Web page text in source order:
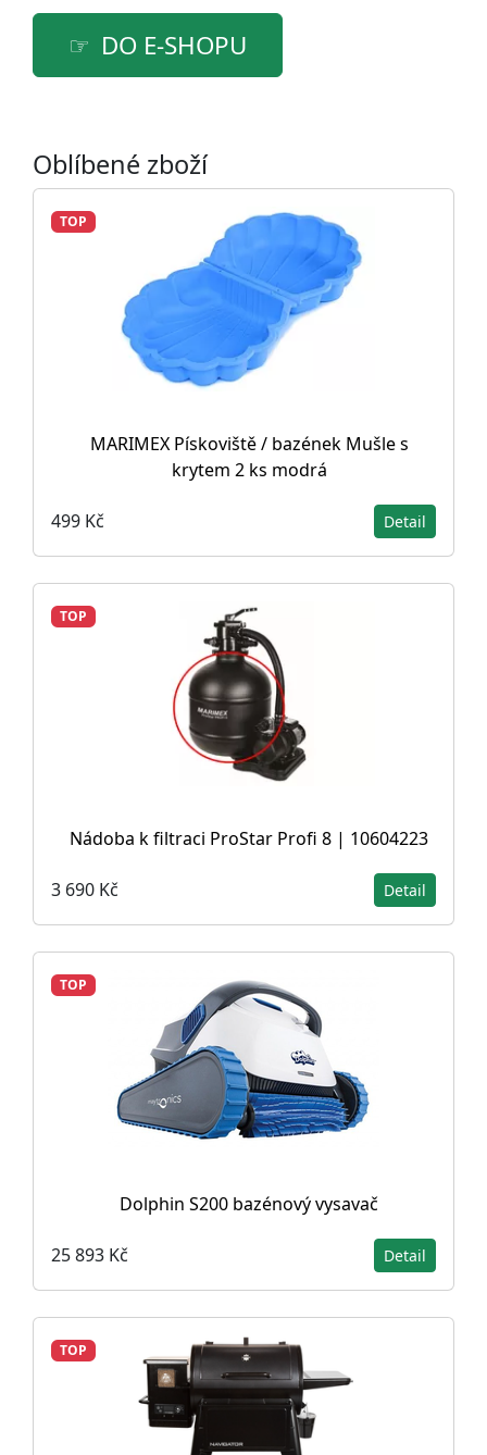
DO E-SHOPU
Oblíbené zboží
TOP
MARIMEX Pískoviště / bazének Mušle s
krytem 2 ks modrá
499 Kč Detail
TOP
Nádoba k filtraci ProStar Profi 8 | 10604223
3 690 Kč Detail
TOP
Dolphin S200 bazénový vysavač
25 893 Kč Detail
TOP